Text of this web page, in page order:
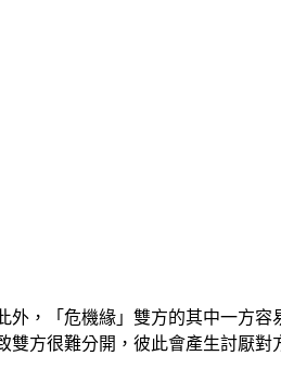
，「危機緣」雙方的其中一方
方很難分開，彼此會產生討厭